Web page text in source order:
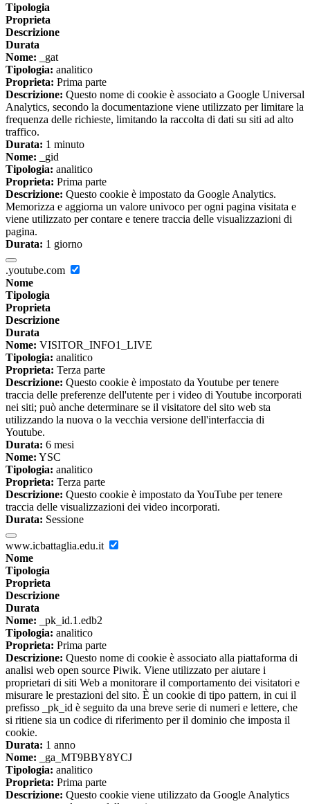
Tipologia
Proprieta
Descrizione
Durata
Nome: _gat
Tipologia: analitico
Proprieta: Prima parte
Descrizione: Questo nome di cookie è associato a Google Universal
Analytics, secondo la documentazione viene utilizzato per limitare la
frequenza delle richieste, limitando la raccolta di dati su siti ad alto
traffico.
Durata: 1 minuto
Nome: _gid
Tipologia: analitico
Proprieta: Prima parte
Descrizione: Questo cookie è impostato da Google Analytics.
Memorizza e aggiorna un valore univoco per ogni pagina visitata e
viene utilizzato per contare e tenere traccia delle visualizzazioni di
pagina.
Durata: 1 giorno
.youtube.com
Nome
Tipologia
Proprieta
Descrizione
Durata
Nome: VISITOR_INFO1_LIVE
Tipologia: analitico
Proprieta: Terza parte
Descrizione: Questo cookie è impostato da Youtube per tenere
traccia delle preferenze dell'utente per i video di Youtube incorporati
nei siti; può anche determinare se il visitatore del sito web sta
utilizzando la nuova o la vecchia versione dell'interfaccia di
Youtube.
Durata: 6 mesi
Nome: YSC
Tipologia: analitico
Proprieta: Terza parte
Descrizione: Questo cookie è impostato da YouTube per tenere
traccia delle visualizzazioni dei video incorporati.
Durata: Sessione
www.icbattaglia.edu.it
Nome
Tipologia
Proprieta
Descrizione
Durata
Nome: _pk_id.1.edb2
Tipologia: analitico
Proprieta: Prima parte
Descrizione: Questo nome di cookie è associato alla piattaforma di
analisi web open source Piwik. Viene utilizzato per aiutare i
proprietari di siti Web a monitorare il comportamento dei visitatori e
misurare le prestazioni del sito. È un cookie di tipo pattern, in cui il
prefisso _pk_id è seguito da una breve serie di numeri e lettere, che
si ritiene sia un codice di riferimento per il dominio che imposta il
cookie.
Durata: 1 anno
Nome: _ga_MT9BBY8YCJ
Tipologia: analitico
Proprieta: Prima parte
Descrizione: Questo cookie viene utilizzato da Google Analytics